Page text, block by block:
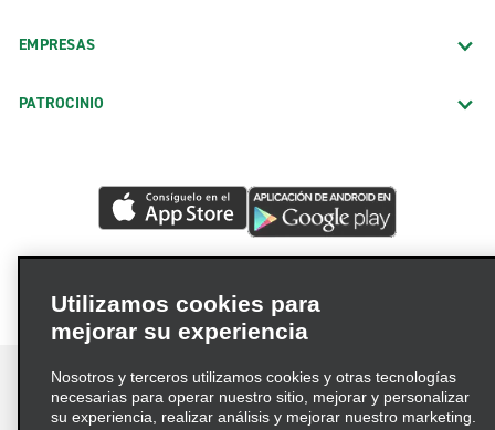
EMPRESAS
PATROCINIO
Utilizamos cookies para
mejorar su experiencia
Nosotros y terceros utilizamos cookies y otras tecnologías
necesarias para operar nuestro sitio, mejorar y personalizar
su experiencia, realizar análisis y mejorar nuestro marketing.